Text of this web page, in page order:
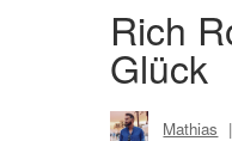
Rich
Glück
Mathias